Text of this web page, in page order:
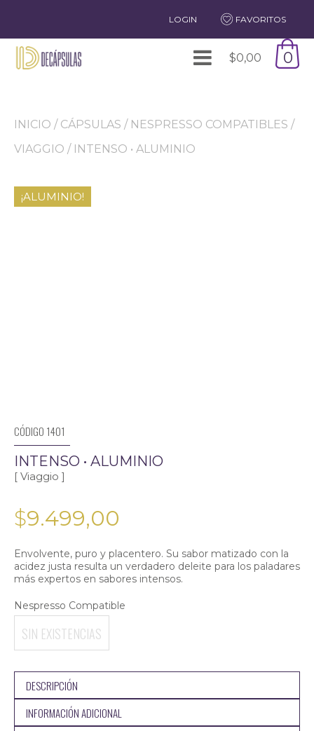
LOGIN FAVORITOS
$0,00 0
INICIO / CÁPSULAS / NESPRESSO COMPATIBLES /
VIAGGIO / INTENSO • ALUMINIO
¡ALUMINIO!
CÓDIGO 1401
INTENSO • ALUMINIO
[ Viaggio ]
$9.499,00
Envolvente, puro y placentero. Su sabor matizado con la
acidez justa resulta un verdadero deleite para los paladares
más expertos en sabores intensos.
Nespresso Compatible
SIN EXISTENCIAS
DESCRIPCIÓN
INFORMACIÓN ADICIONAL